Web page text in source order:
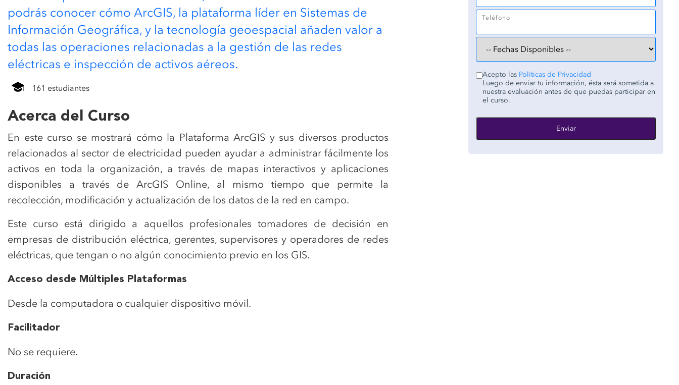
podrás conocer cómo ArcGIS, la plataforma líder en Sistemas de
Información Geográfica, y la tecnología geoespacial añaden valor a
todas las operaciones relacionadas a la gestión de las redes
eléctricas e inspección de activos aéreos.
161 estudiantes
Acerca del Curso
En este curso se mostrará cómo la Plataforma ArcGIS y sus diversos productos
relacionados al sector de electricidad pueden ayudar a administrar fácilmente los
activos en toda la organización, a través de mapas interactivos y aplicaciones
disponibles a través de ArcGIS Online, al mismo tiempo que permite la
recolección, modificación y actualización de los datos de la red en campo.
Este curso está dirigido a aquellos profesionales tomadores de decisión en
empresas de distribución eléctrica, gerentes, supervisores y operadores de redes
eléctricas, que tengan o no algún conocimiento previo en los GIS.
Acceso desde Múltiples Plataformas
Desde la computadora o cualquier dispositivo móvil.
Facilitador
No se requiere.
Duración
Teléfono
Acepto las Políticas de Privacidad
Luego de enviar tu información, ésta será sometida a
nuestra evaluación antes de que puedas participar en
el curso.